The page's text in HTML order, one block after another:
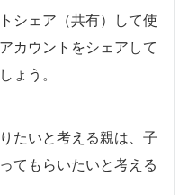
シェア（共有）して使
カウントをシェアして
ょう。
たいと考える親は、子
てもらいたいと考える